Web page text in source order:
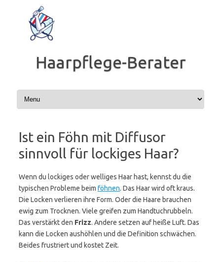
springen
Haarpflege-Berater
Ist ein Föhn mit Diffusor
sinnvoll für lockiges Haar?
Wenn du lockiges oder welliges Haar hast, kennst du die
typischen Probleme beim föhnen. Das Haar wird oft kraus.
Die Locken verlieren ihre Form. Oder die Haare brauchen
ewig zum Trocknen. Viele greifen zum Handtuchrubbeln.
Das verstärkt den Frizz. Andere setzen auf heiße Luft. Das
kann die Locken aushöhlen und die Definition schwächen.
Beides frustriert und kostet Zeit.